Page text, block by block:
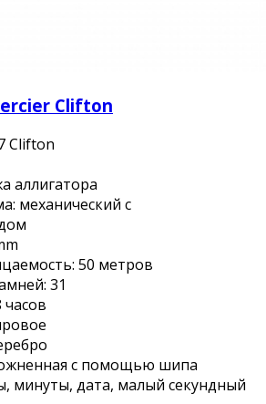
Clifton
Clifton
аллигатора
механический с
50 метров
31
часов
с помощью шипа
минуты, дата, малый секундный